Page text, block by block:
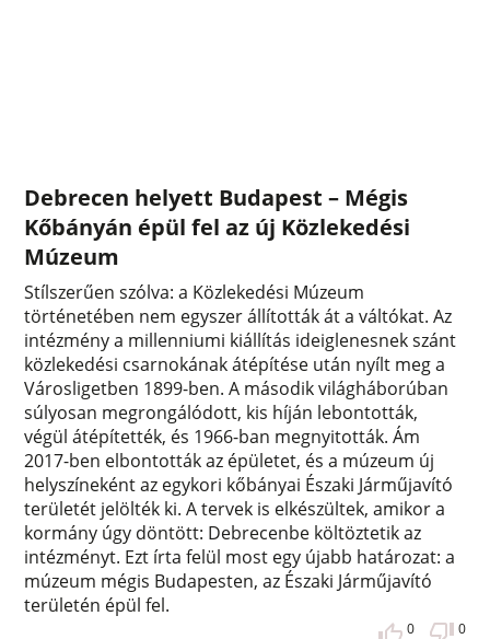
Debrecen helyett Budapest – Mégis
Kőbányán épül fel az új Közlekedési
Múzeum
Stílszerűen szólva: a Közlekedési Múzeum
történetében nem egyszer állították át a váltókat. Az
intézmény a millenniumi kiállítás ideiglenesnek szánt
közlekedési csarnokának átépítése után nyílt meg a
Városligetben 1899-ben. A második világháborúban
súlyosan megrongálódott, kis híján lebontották,
végül átépítették, és 1966-ban megnyitották. Ám
2017-ben elbontották az épületet, és a múzeum új
helyszíneként az egykori kőbányai Északi Járműjavító
területét jelölték ki. A tervek is elkészültek, amikor a
kormány úgy döntött: Debrecenbe költöztetik az
intézményt. Ezt írta felül most egy újabb határozat: a
múzeum mégis Budapesten, az Északi Járműjavító
területén épül fel.
0 0